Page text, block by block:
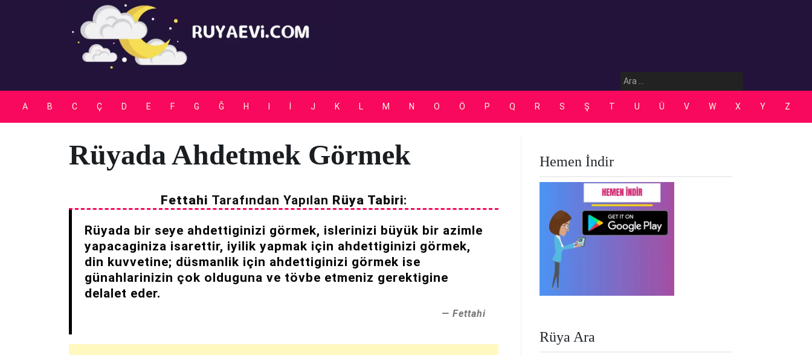
Rüya Tabirleri
Arama:
A B C Ç D E F G Ğ H J K L M N O Ö P Q R S Ş T U Ü V W X Y Z
Rüyada Ahdetmek Görmek
Fettahi Tarafından Yapılan Rüya Tabiri:
Rüyada bir seye ahdettiginizi görmek, islerinizi büyük bir azimle
yapacaginiza isarettir, iyilik yapmak için ahdettiginizi görmek,
din kuvvetine; düsmanlik için ahdettiginizi görmek ise
günahlarinizin çok olduguna ve tövbe etmeniz gerektigine
delalet eder.
Fettahi
Hemen İndir
Rüya Ara